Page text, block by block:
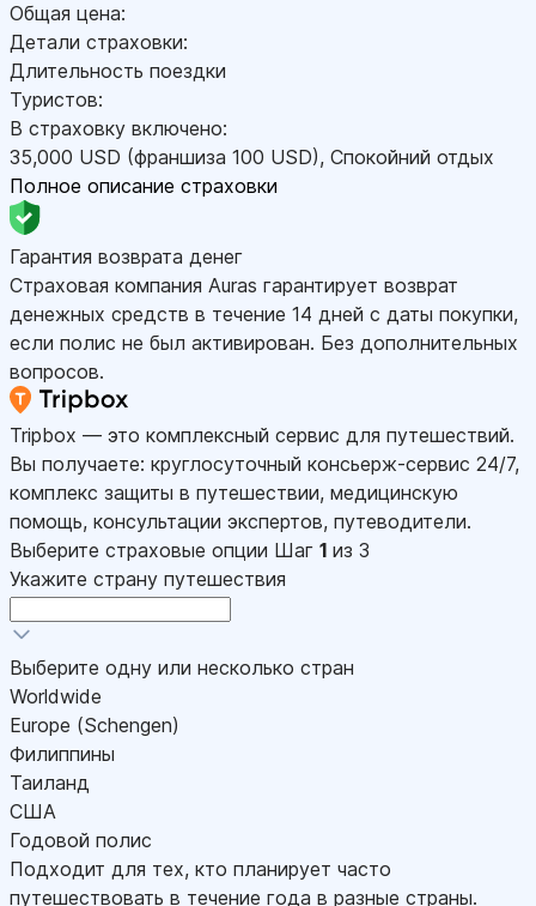
Общая цена:
Детали страховки:
Длительность поездки
Туристов:
В страховку включено:
35,000 USD (франшиза 100 USD), Спокойний отдых
Полное описание страховки
Гарантия возврата денег
Страховая компания Auras гарантирует возврат
денежных средств в течение 14 дней с даты покупки,
если полис не был активирован. Без дополнительных
вопросов.
Tripbox — это комплексный сервис для путешествий.
Вы получаете: круглосуточный консьерж-сервис 24/7,
комплекс защиты в путешествии, медицинскую
помощь, консультации экспертов, путеводители.
Выберите страховые опции Шаг 1 из 3
Укажите страну путешествия
Выберите одну или несколько стран
Worldwide
Europe (Schengen)
Филиппины
Таиланд
США
Годовой полис
Подходит для тех, кто планирует часто
путешествовать в течение года в разные страны.